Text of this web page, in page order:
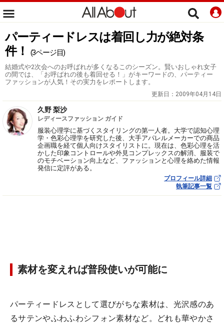
パーティードレスは着回し力が絶対条
件！
(3ページ目)
結婚式や2次会へのお呼ばれが多くなるこのシーズン。賢いおしゃれ女子
の間では、「お呼ばれの後も着回せる！」がキーワードの、パーティー
ファッションが人気！その実力をレポートします。
更新日： 2009年04月14日
久野 梨沙
レディースファッション ガイド
服装心理学に基づくスタイリングの第一人者。大学で認知心理
学・色彩心理学を研究した後、大手アパレルメーカーでの商品
企画職を経て個人向けスタイリストに。現在は、色彩心理を活
かした印象コントロールや外見コンプレックスの解消、服装で
のモチベーション向上など、ファッションと心理を絡めた情報
発信に定評がある。
プロフィール詳細
執筆記事一覧
素材を変えれば普段使いが可能に
パーティードレスとして選びがちな素材は、光沢感のあ
るサテンやふわふわシフォン素材など。どれも華やかさ